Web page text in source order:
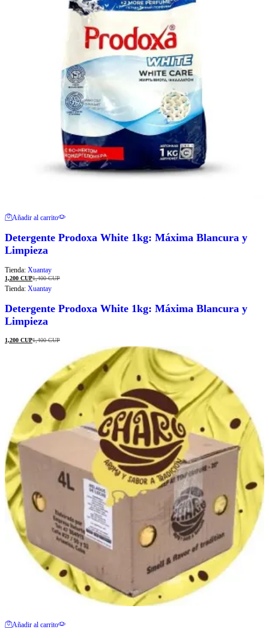
Añadir al carrito
Detergente Prodoxa White 1kg: Máxima Blancura y
Limpieza
Tienda: Xuantay
1,200 CUP1,400CUP
Tienda: Xuantay
Detergente Prodoxa White 1kg: Máxima Blancura y
Limpieza
1,200 CUP1,400CUP
Añadir al carrito